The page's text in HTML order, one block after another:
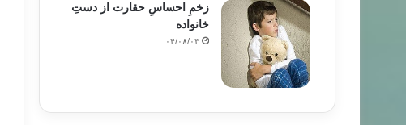
زخمِ احساسِ حقارت از دستِ
خانواده
۰۴/۰۸/۰۳